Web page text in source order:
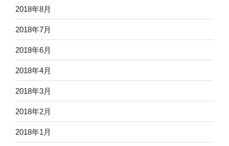
2018年8月
2018年7月
2018年6月
2018年4月
2018年3月
2018年2月
2018年1月